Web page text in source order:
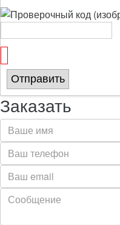
Отправить
Заказать